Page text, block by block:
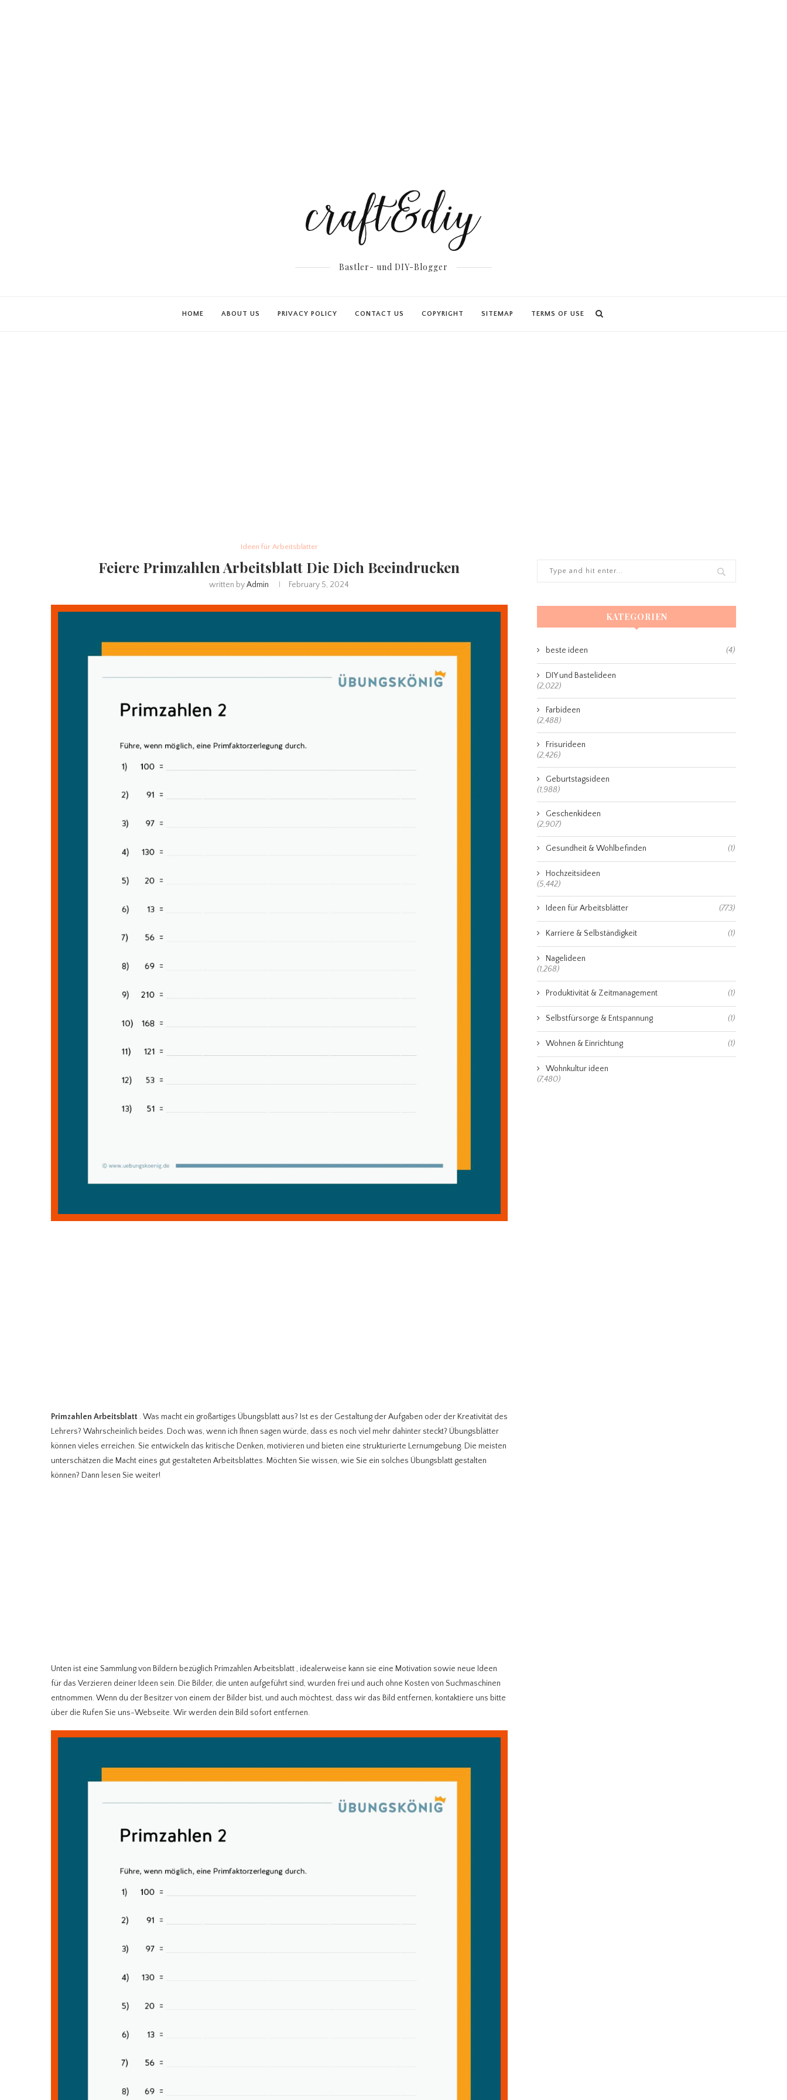
Bastler- und DIY-Blogger
HOME ABOUT US PRIVACY POLICY CONTACT US COPYRIGHT SITEMAP TERMS OF USE
Ideen für Arbeitsblätter
Feiere Primzahlen Arbeitsblatt Die Dich Beeindrucken
written byAdmin February 5, 2024
Primzahlen Arbeitsblatt . Was macht ein großartiges Übungsblatt aus? Ist es der Gestaltung der Aufgaben oder der Kreativität des
Lehrers? Wahrscheinlich beides. Doch was, wenn ich Ihnen sagen würde, dass es noch viel mehr dahinter steckt? Übungsblätter
können vieles erreichen. Sie entwickeln das kritische Denken, motivieren und bieten eine strukturierte Lernumgebung. Die meisten
unterschätzen die Macht eines gut gestalteten Arbeitsblattes. Möchten Sie wissen, wie Sie ein solches Übungsblatt gestalten
können? Dann lesen Sie weiter!
Unten ist eine Sammlung von Bildern bezüglich Primzahlen Arbeitsblatt , idealerweise kann sie eine Motivation sowie neue Ideen
für das Verzieren deiner Ideen sein. Die Bilder, die unten aufgeführt sind, wurden frei und auch ohne Kosten von Suchmaschinen
entnommen. Wenn du der Besitzer von einem der Bilder bist, und auch möchtest, dass wir das Bild entfernen, kontaktiere uns bitte
über die Rufen Sie uns-Webseite. Wir werden dein Bild sofort entfernen.
KATEGORIEN
beste ideen (4)
DIY und Bastelideen
(2,022)
Farbideen
(2,488)
Frisurideen
(2,426)
Geburtstagsideen
(1,988)
Geschenkideen
(2,907)
Gesundheit & Wohlbefinden (1)
Hochzeitsideen
(5,442)
Ideen für Arbeitsblätter (773)
Karriere & Selbständigkeit (1)
Nagelideen
(1,268)
Produktivität & Zeitmanagement (1)
Selbstfürsorge & Entspannung (1)
Wohnen & Einrichtung (1)
Wohnkultur ideen
(7,480)